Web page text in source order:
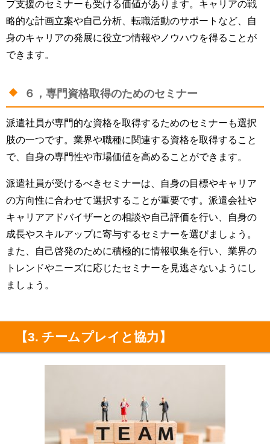
プ支援のセミナーも受ける価値があります。キャリアの戦
略的な計画立案や自己分析、転職活動のサポートなど、自
身のキャリアの発展に役立つ情報やノウハウを得ることが
できます。
６，専門資格取得のためのセミナー
派遣社員が専門的な資格を取得するためのセミナーも選択
肢の一つです。業界や職種に関連する資格を取得すること
で、自身の専門性や市場価値を高めることができます。
派遣社員が受けるべきセミナーは、自身の目標やキャリア
の方向性に合わせて選択することが重要です。派遣会社や
キャリアアドバイザーとの相談や自己評価を行い、自身の
成長やスキルアップに寄与するセミナーを選びましょう。
また、自己啓発のために積極的に情報収集を行い、業界の
トレンドやニーズに応じたセミナーを見逃さないようにし
ましょう。
【3. チームプレイと協力】